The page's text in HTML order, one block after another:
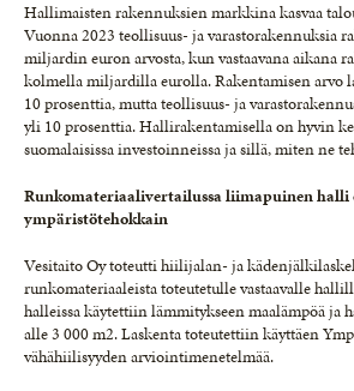
Hallimaisten rakennuksien markkina kasvaa
Vuonna 2023 teollisuus- ja varastorakennuksia
miljardin euron arvosta, kun vastaavana aikana
kolmella miljardilla eurolla. Rakentamisen arvo
10 prosenttia, mutta teollisuus- ja
yli 10 prosenttia. Hallirakentamisella on hyvin
suomalaisissa investoinneissa ja sillä, miten ne
Runkomateriaalivertailussa liimapuinen halli
ympäristötehokkain
Vesitaito Oy toteutti hiilijalan- ja
runkomateriaaleista toteutetulle vastaavalle
halleissa käytettiin lämmitykseen maalämpöä ja
alle 3 000 m2. Laskenta toteutettiin käyttäen
vähähiilisyyden arviointimenetelmää.